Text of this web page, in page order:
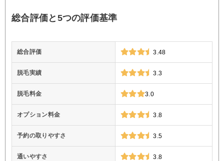
総合評価と5つの評価基準
総合評価 3.48
脱毛実績 3.3
脱毛料金 3.0
オプション料金 3.8
予約の取りやすさ 3.5
通いやすさ 3.8